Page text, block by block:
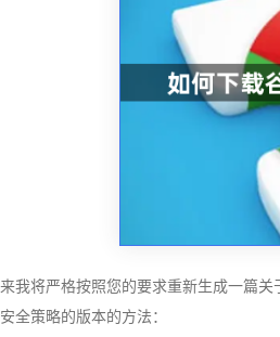
我将严格按照您的要求重新生成一篇
全策略的版本的方法：